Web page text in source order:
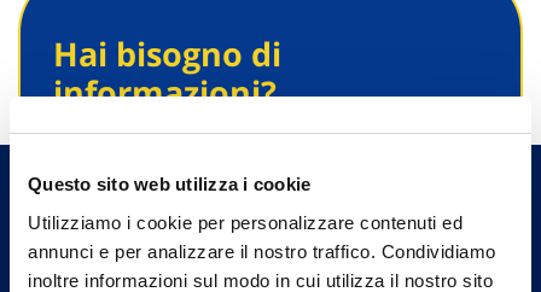
Questo sito web utilizza i cookie
Utilizziamo i cookie per personalizzare contenuti ed
annunci e per analizzare il nostro traffico. Condividiamo
inoltre informazioni sul modo in cui utilizza il nostro sito
Hai bisogno di
informazioni?
Trova l'Agenzia più vicina a te e parla con
Contattaci